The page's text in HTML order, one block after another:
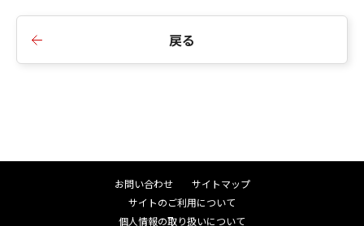
した場合、本契約書は直ちに終了します。
(4) お客様は、上記(3) によって本契約書が終了
第9条から第11条までの規定は、本契約書の終
了後も効力を有するものとします。
９．U.S. GOVERNMENT RESTRICTED RIGHTS
戻る
お問い合わせ
サイトマップ
サイトのご利用について
個人情報の取り扱いについて